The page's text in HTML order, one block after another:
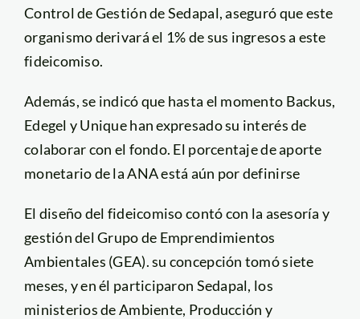
Control de Gestión de Sedapal, aseguró que este
organismo derivará el 1% de sus ingresos a este
fideicomiso.
Además, se indicó que hasta el momento Backus,
Edegel y Unique han expresado su interés de
colaborar con el fondo. El porcentaje de aporte
monetario de la ANA está aún por definirse
El diseño del fideicomiso contó con la asesoría y
gestión del Grupo de Emprendimientos
Ambientales (GEA). su concepción tomó siete
meses, y en él participaron Sedapal, los
ministerios de Ambiente, Producción y